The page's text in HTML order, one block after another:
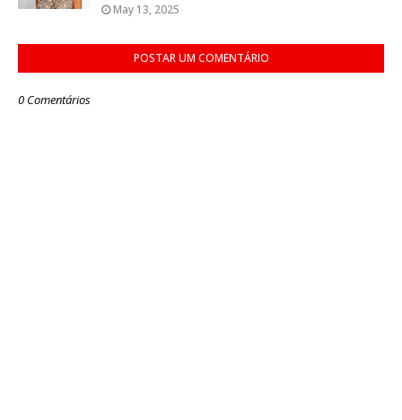
May 13, 2025
POSTAR UM COMENTÁRIO
0 Comentários